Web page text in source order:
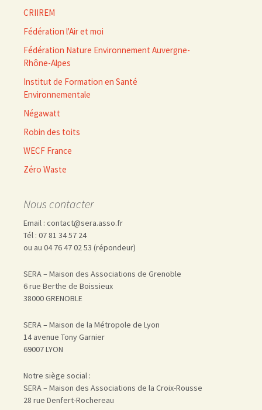
CRIIREM
Fédération l'Air et moi
Fédération Nature Environnement Auvergne-
Rhône-Alpes
Institut de Formation en Santé
Environnementale
Négawatt
Robin des toits
WECF France
Zéro Waste
Nous contacter
Email : contact@sera.asso.fr
Tél : 07 81 34 57 24
ou au 04 76 47 02 53 (répondeur)
SERA – Maison des Associations de Grenoble
6 rue Berthe de Boissieux
38000 GRENOBLE
SERA – Maison de la Métropole de Lyon
14 avenue Tony Garnier
69007 LYON
Notre siège social :
SERA – Maison des Associations de la Croix-Rousse
28 rue Denfert-Rochereau